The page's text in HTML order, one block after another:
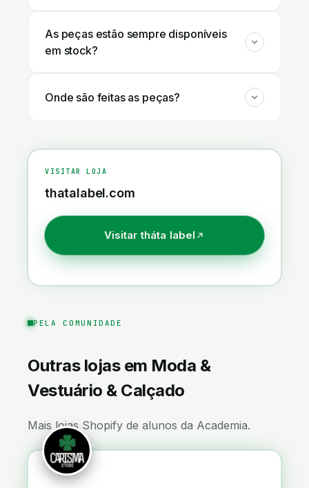
As peças estão sempre disponíveis
em stock?
Onde são feitas as peças?
VISITAR LOJA
thatalabel.com
Visitartháta label
PELA COMUNIDADE
Outras lojas em Moda &
Vestuário & Calçado
Mais lojas Shopify de alunos da Academia.